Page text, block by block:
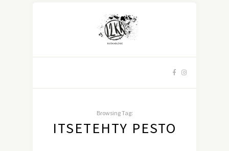
Browsing Tag:
ITSETEHTY PESTO